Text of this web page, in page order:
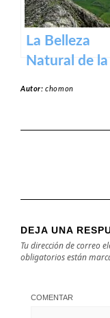
La Belleza
Natural de la
Autor:chomon
DEJA UNA
Tu dirección de correo
obligatorios están
COMENTAR